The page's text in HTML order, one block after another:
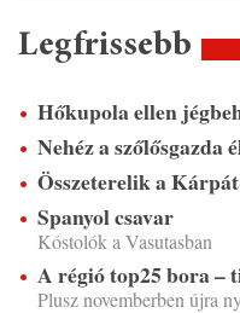
Legfrissebb
Hőkupola ellen
Nehéz a szőlősgazda
Összeterelik a
Spanyol csavar
Kóstolók a Vasutasban
A régió top25 bora –
Plusz novemberben újra